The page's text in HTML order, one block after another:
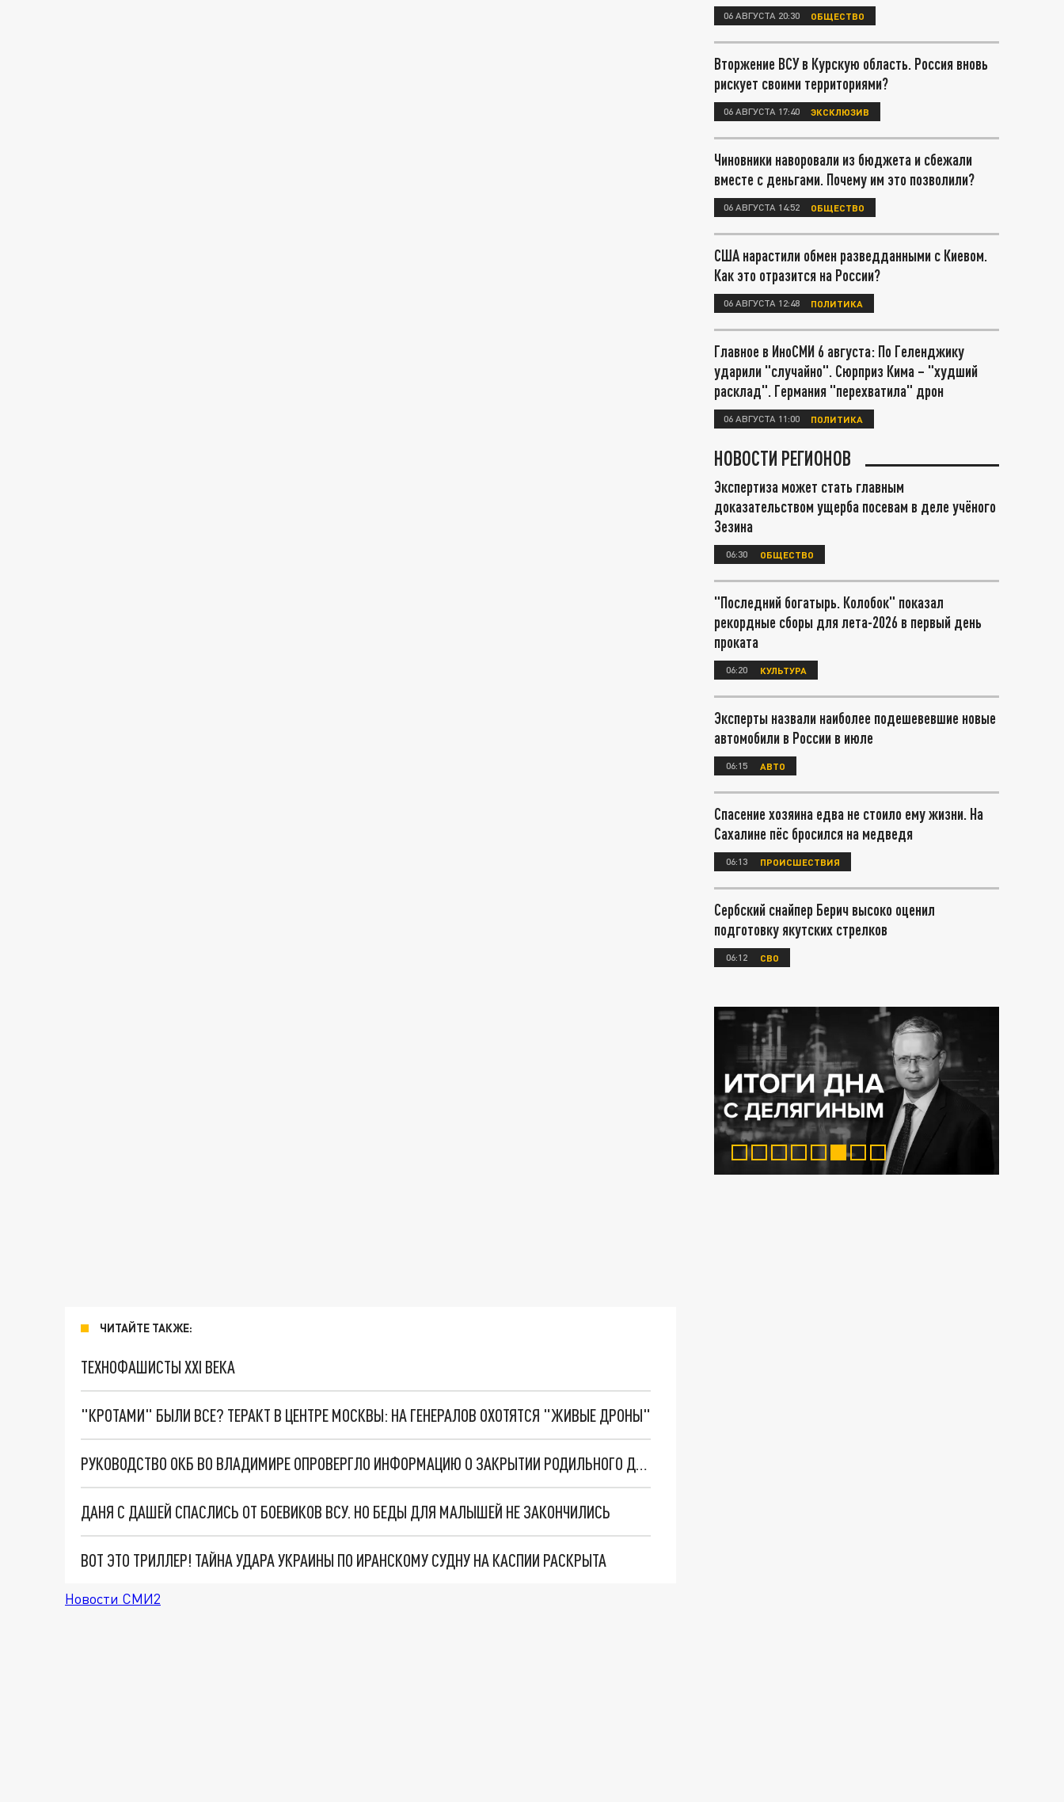
ЧИТАЙТЕ ТАКЖЕ:
ТЕХНОФАШИСТЫ XXI ВЕКА
"КРОТАМИ" БЫЛИ ВСЕ? ТЕРАКТ В ЦЕНТРЕ МОСКВЫ: НА ГЕНЕРАЛОВ ОХОТЯТСЯ "ЖИВЫЕ ДРОНЫ"
РУКОВОДСТВО ОКБ ВО ВЛАДИМИРЕ ОПРОВЕРГЛО ИНФОРМАЦИЮ О ЗАКРЫТИИ РОДИЛЬНОГО ДОМА
ДАНЯ С ДАШЕЙ СПАСЛИСЬ ОТ БОЕВИКОВ ВСУ. НО БЕДЫ ДЛЯ МАЛЫШЕЙ НЕ ЗАКОНЧИЛИСЬ
ВОТ ЭТО ТРИЛЛЕР! ТАЙНА УДАРА УКРАИНЫ ПО ИРАНСКОМУ СУДНУ НА КАСПИИ РАСКРЫТА
Новости СМИ2
06 АВГУСТА 20:30 ОБЩЕСТВО
Вторжение ВСУ в Курскую область. Россия вновь
рискует своими территориями?
06 АВГУСТА 17:40 ЭКСКЛЮЗИВ
Чиновники наворовали из бюджета и сбежали
вместе с деньгами. Почему им это позволили?
06 АВГУСТА 14:52 ОБЩЕСТВО
США нарастили обмен разведданными с Киевом.
Как это отразится на России?
06 АВГУСТА 12:48 ПОЛИТИКА
Главное в ИноСМИ 6 августа: По Геленджику
ударили "случайно". Сюрприз Кима – "худший
расклад". Германия "перехватила" дрон
06 АВГУСТА 11:00 ПОЛИТИКА
НОВОСТИ РЕГИОНОВ
Экспертиза может стать главным
доказательством ущерба посевам в деле учёного
Зезина
06:30 ОБЩЕСТВО
"Последний богатырь. Колобок" показал
рекордные сборы для лета-2026 в первый день
проката
06:20 КУЛЬТУРА
Эксперты назвали наиболее подешевевшие новые
автомобили в России в июле
06:15 АВТО
Спасение хозяина едва не стоило ему жизни. На
Сахалине пёс бросился на медведя
06:13 ПРОИСШЕСТВИЯ
Сербский снайпер Берич высоко оценил
подготовку якутских стрелков
06:12 СВО